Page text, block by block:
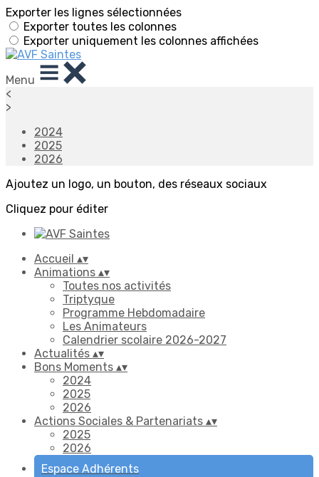
Exporter les lignes sélectionnées
Exporter toutes les colonnes
Exporter uniquement les colonnes affichées
Menu
<
>
2024
2025
2026
Ajoutez un logo, un bouton, des réseaux sociaux
Cliquez pour éditer
Accueil ▴▾
Animations ▴▾
Toutes nos activités
Triptyque
Programme Hebdomadaire
Les Animateurs
Calendrier scolaire 2026-2027
Actualités ▴▾
Bons Moments ▴▾
2024
2025
2026
Actions Sociales & Partenariats ▴▾
2025
2026
Espace Adhérents